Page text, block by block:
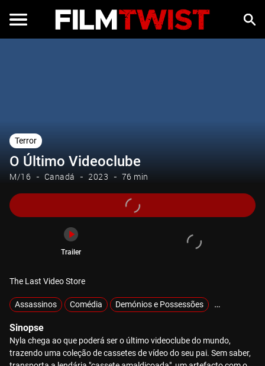
Terror
O Último Videoclube
M/16 Canadá 2023 76 min
Trailer
The Last Video Store
Assassinos Comédia Demónios e Possessões Exclusivos
Sinopse
Nyla chega ao que poderá ser o último videoclube do mundo,
trazendo uma coleção de cassetes de vídeo do seu pai. Sem saber,